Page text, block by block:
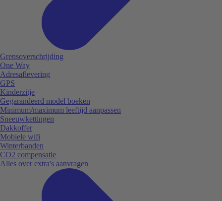
Grensoverschrijding
One Way
Adresaflevering
GPS
Kinderzitje
Gegarandeerd model boeken
Minimum/maximum leeftijd aanpassen
Sneeuwkettingen
Dakkoffer
Mobiele wifi
Winterbanden
CO2 compensatie
Alles over extra's aanvragen